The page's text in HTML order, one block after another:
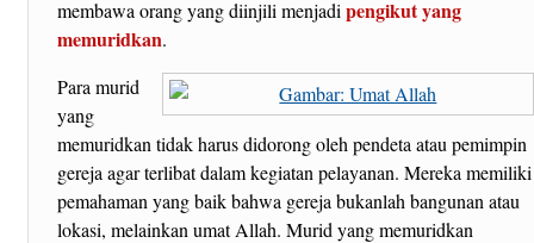
membawa orang yang diinjili menjadipengikut yang
memuridkan.
Para murid
yang
memuridkan tidak harus didorong oleh pendeta atau pemimpin
gereja agar terlibat dalam kegiatan pelayanan. Mereka memiliki
pemahaman yang baik bahwa gereja bukanlah bangunan atau
lokasi, melainkan umat Allah. Murid yang memuridkan